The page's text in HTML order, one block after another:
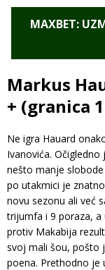
MAXBET:
Markus
+ (granica
Ne igra Hauard
Ivanovića.
nešto manje
po utakmici je
novu sezonu ali već
trijumfa i 9 poraza, a
protiv Makabija
svoj mali šou, pošto
poena. Prethodno je